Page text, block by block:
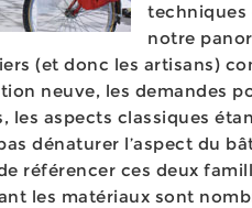
techniques
notre
(et donc les artisans)
neuve, les demandes
les aspects classiques
dénaturer l’aspect du
référencer ces deux
les matériaux sont